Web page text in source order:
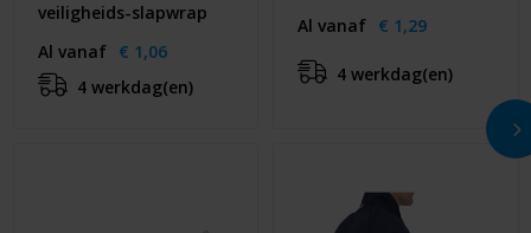
veiligheids-slapwrap
Al vanaf € 1,06
4 werkdag(en)
Al vanaf € 1,29
4 werkdag(en)